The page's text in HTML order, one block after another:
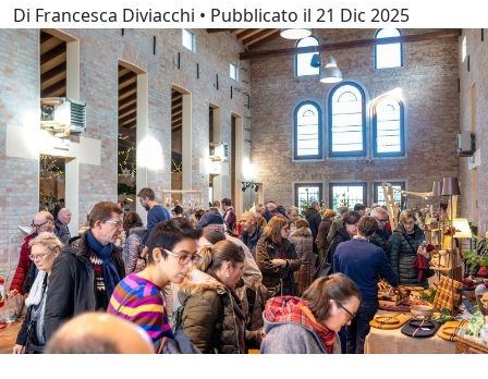
Di Francesca Diviacchi • Pubblicato il 21 Dic 2025